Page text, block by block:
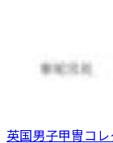
英国男子甲冑コ